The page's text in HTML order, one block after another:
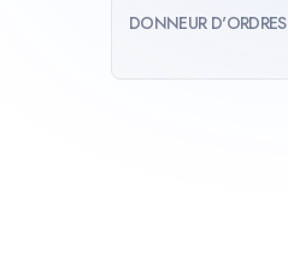
DONNEUR D'ORDRES